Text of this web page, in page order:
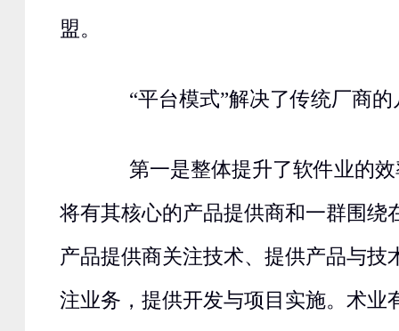
盟。
“平台模式”解决了传统厂商的
第一是整体提升了软件业的效
将有其核心的产品提供商和一群围绕
产品提供商关注技术、提供产品与技
注业务，提供开发与项目实施。术业